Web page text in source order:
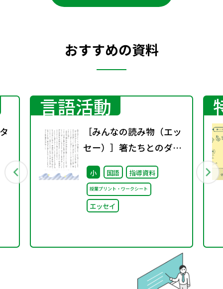
おすすめの資料
言語活動
［みんなの読み物（エッ
セー）］箸たちとのダン
ス
小 国語 指導資料
授業プリント・ワークシート
エッセイ